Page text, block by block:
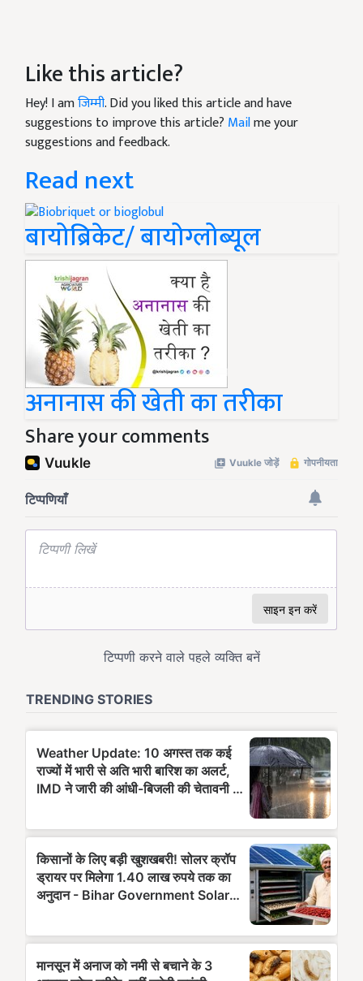
Like this article?
Hey! I amजिम्मी. Did you liked this article and have
suggestions to improve this article? Mailme your
suggestions and feedback.
Read next
बायोब्रिकेट/ बायोग्लोब्यूल
अनानास की खेती का तरीका
Share your comments